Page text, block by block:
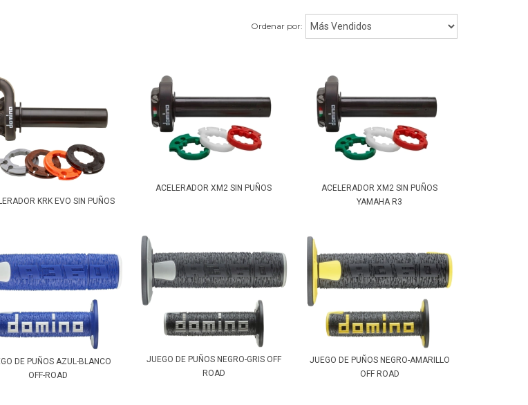
Ordenar por:
KRK EVO SIN PUÑOS
ACELERADOR XM2 SIN PUÑOS
ACELERADOR XM2 SIN PUÑOS
YAMAHA R3
DE PUÑOS AZUL-BLANCO
OFF-ROAD
JUEGO DE PUÑOS NEGRO-GRIS OFF
ROAD
JUEGO DE PUÑOS NEGRO-AMARILLO
OFF ROAD